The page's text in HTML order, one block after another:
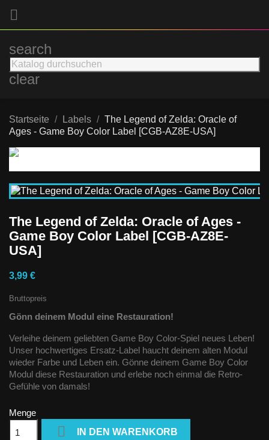

search
clear
Startseite Labels
The Legend of Zelda: Oracle of
Ages - Game Boy Color Label [CGB-AZ8E-USA]
The Legend of Zelda: Oracle of Ages -
Game Boy Color Label [CGB-AZ8E-
USA]
3,99 €
Bruttopreis
Gönn deinem Modul eine Restauration!
Verleihe deinem geliebten Game Boy Color-Spiel neues Leben!
Unser hochwertiges Ersatz-Label haucht deinem alten Modul
wieder Farbe und Leben ein. Gönne deinem Game Boy Color
Modul diese Restauration und erlebe noch einmal die Retro-
Gefühle von damals!
Menge
 IN DEN WARENKORB